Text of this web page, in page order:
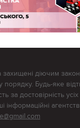
діючим
Будь-яке
за достовірність
інформаційні